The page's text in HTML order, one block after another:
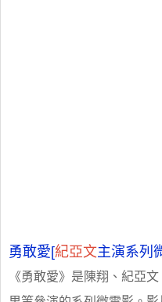
勇敢愛[紀亞文主演系列
《勇敢愛》是陳翔、紀亞